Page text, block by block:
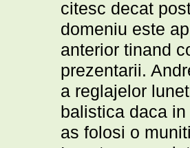
citesc decat
domeniu este
anterior tinand
prezentarii.
a reglajelor
balistica daca
as folosi o